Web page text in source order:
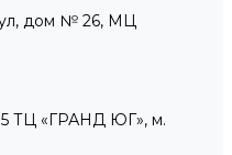
ул, дом № 26, МЦ
ТЦ «ГРАНД ЮГ», м.